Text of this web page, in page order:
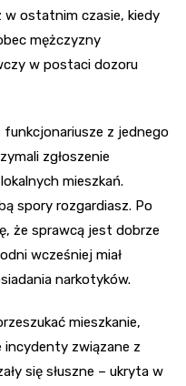
w ostatnim czasie, kiedy
mężczyzny
w postaci dozoru
z jednego
zgłoszenie
mieszkań.
spory rozgardiasz. Po
że sprawcą jest dobrze
wcześniej miał
narkotyków.
mieszkanie,
incydenty związane z
się słuszne – ukryta w